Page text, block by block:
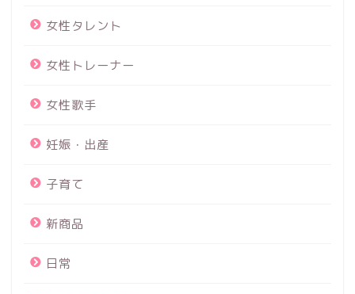
女性タレント
女性トレーナー
女性歌手
妊娠・出産
子育て
新商品
日常